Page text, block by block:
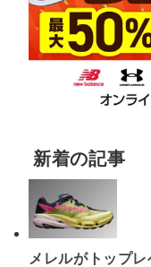
新着の記事
メレルがトップ